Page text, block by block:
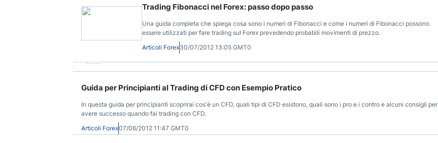
Trading Fibonacci nel Forex: passo dopo passo
Una guida completa che spiega cosa sono i numeri di Fibonacci e come i numeri di Fibonacci possono
essere utilizzati per fare trading sul Forex prevedendo probabili movimenti di prezzo.
Articoli Forex30/07/2012 13:05 GMT0
Annuncio
Guida per Principianti al Trading di CFD con Esempio Pratico
In questa guida per principianti scoprirai cos'è un CFD, quali tipi di CFD esistono, quali sono i pro e i contro e alcuni consigli per
avere successo quando fai trading con CFD.
Articoli Forex07/06/2012 11:47 GMT0